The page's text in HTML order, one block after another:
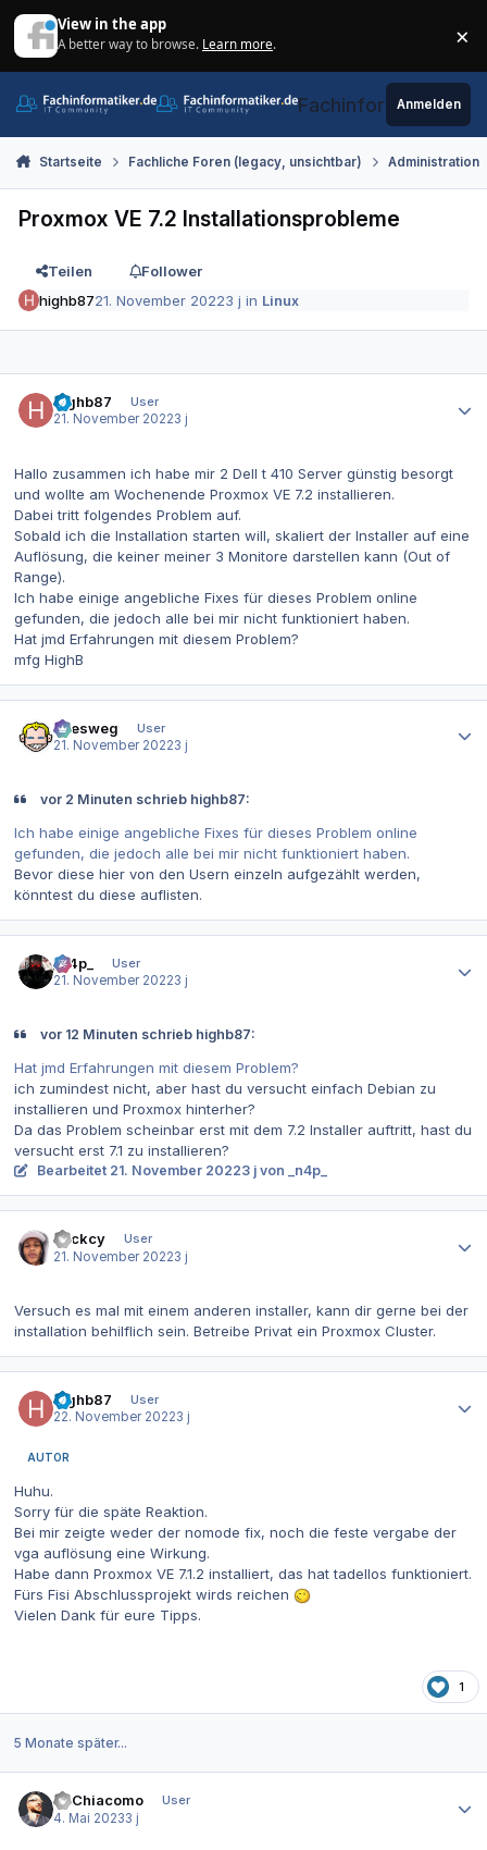
View in the app
A better way to browse. Learn more. ×
Fachinformatiker.de
Anmelden
Startseite Fachliche Foren (legacy, unsichtbar) Administration
Proxmox VE 7.2 Installationsprobleme
Teilen
Follower
highb8721. November 20223 j in Linux
highb87
User
21. November 20223 j
Hallo zusammen ich habe mir 2 Dell t 410 Server günstig besorgt
und wollte am Wochenende Proxmox VE 7.2 installieren.
Dabei tritt folgendes Problem auf.
Sobald ich die Installation starten will, skaliert der Installer auf eine
Auflösung, die keiner meiner 3 Monitore darstellen kann (Out of
Range).
Ich habe einige angebliche Fixes für dieses Problem online
gefunden, die jedoch alle bei mir nicht funktioniert haben.
Hat jmd Erfahrungen mit diesem Problem?
mfg HighB
allesweg
User
21. November 20223 j
vor 2 Minuten schrieb highb87:
Ich habe einige angebliche Fixes für dieses Problem online
gefunden, die jedoch alle bei mir nicht funktioniert haben.
Bevor diese hier von den Usern einzeln aufgezählt werden,
könntest du diese auflisten.
_n4p_
User
21. November 20223 j
vor 12 Minuten schrieb highb87:
Hat jmd Erfahrungen mit diesem Problem?
ich zumindest nicht, aber hast du versucht einfach Debian zu
installieren und Proxmox hinterher?
Da das Problem scheinbar erst mit dem 7.2 Installer auftritt, hast du
versucht erst 7.1 zu installieren?
Bearbeitet 21. November 20223 j von _n4p_
bvckcy
User
21. November 20223 j
Versuch es mal mit einem anderen installer, kann dir gerne bei der
installation behilflich sein. Betreibe Privat ein Proxmox Cluster.
highb87
User
22. November 20223 j
AUTOR
Huhu.
Sorry für die späte Reaktion.
Bei mir zeigte weder der nomode fix, noch die feste vergabe der
vga auflösung eine Wirkung.
Habe dann Proxmox VE 7.1.2 installiert, das hat tadellos funktioniert.
Fürs Fisi Abschlussprojekt wirds reichen
Vielen Dank für eure Tipps.
1
5 Monate später...
MrChiacomo
User
4. Mai 20233 j